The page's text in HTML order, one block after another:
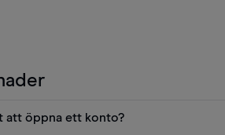
att öppna ett konto?